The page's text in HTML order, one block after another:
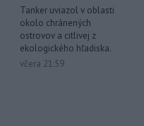
Tanker uviazol v oblasti
okolo chránených
ostrovov a citlivej z
ekologického hľadiska.
včera 21:59